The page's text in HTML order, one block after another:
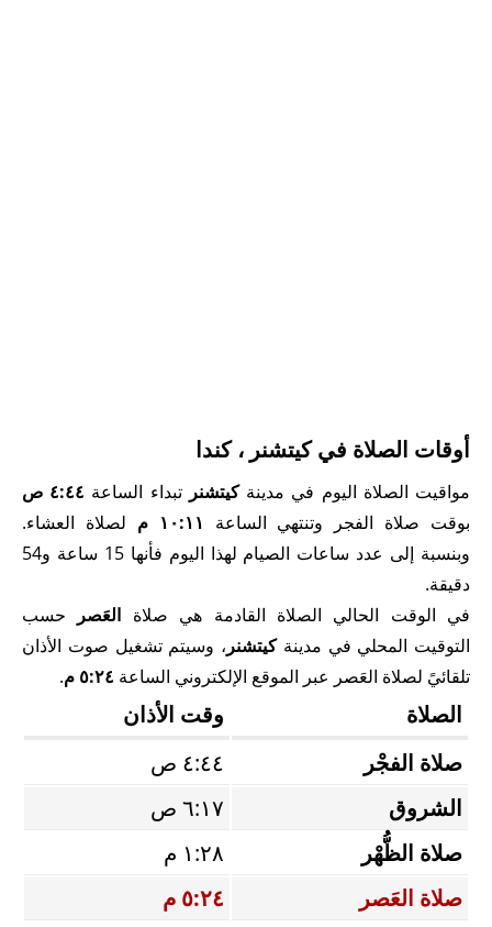
أوقات الصلاة في كيتشنر ، كندا
مواقيت الصلاة اليوم في مدينةكيتشنر تبداء الساعة ٤:٤٤ ص
بوقت صلاة الفجر وتنتهي الساعة ١٠:١١ م
لصلاة العشاء.
وبنسبة إلى عدد ساعات الصيام لهذا اليوم فأنها 15 ساعة و54
دقيقة.
في الوقت الحالي الصلاة القادمة هي صلاة العَصر
حسب
التوقيت المحلي في مدينةكيتشنر ، وسيتم تشغيل صوت الأذان
تلقائيً لصلاة العَصر عبر الموقع الإلكتروني الساعة ٥:٢٤ م .
الصلاة
وقت الأذان
صلاة الفجْر
٤:٤٤ ص
الشروق
٦:١٧ ص
صلاة الظُّهْر
١:٢٨ م
صلاة العَصر
٥:٢٤ م